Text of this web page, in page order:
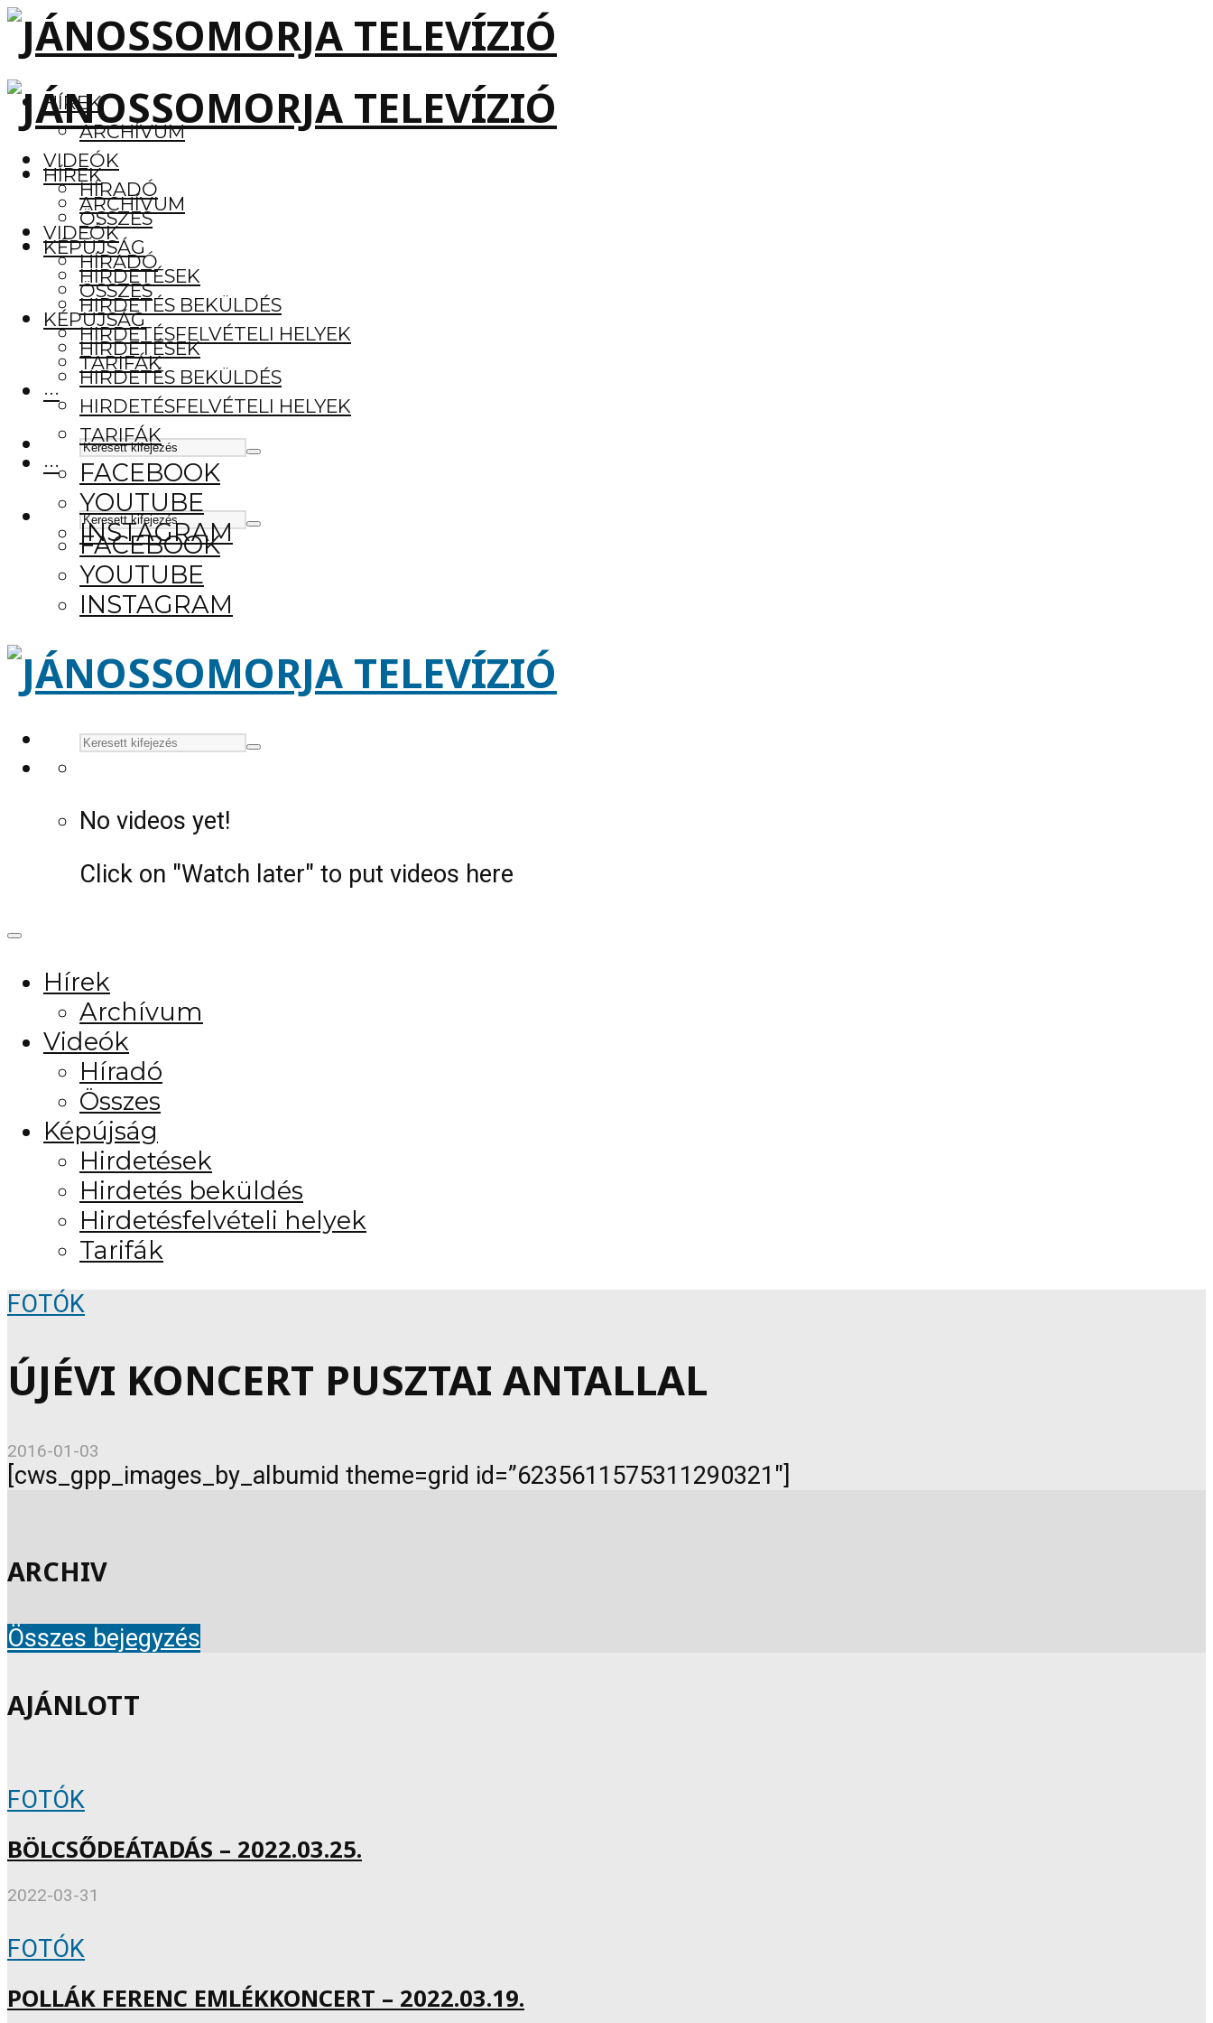
HÍREK
ARCHÍVUM
VIDEÓK
HÍRADÓ
ÖSSZES
KÉPÚJSÁG
HIRDETÉSEK
HIRDETÉS BEKÜLDÉS
HIRDETÉSFELVÉTELI HELYEK
TARIFÁK
···
FACEBOOK
YOUTUBE
INSTAGRAM
HÍREK
ARCHÍVUM
VIDEÓK
HÍRADÓ
ÖSSZES
KÉPÚJSÁG
HIRDETÉSEK
HIRDETÉS BEKÜLDÉS
HIRDETÉSFELVÉTELI HELYEK
TARIFÁK
···
FACEBOOK
YOUTUBE
INSTAGRAM
No videos yet!
Click on "Watch later" to put videos here
Hírek
Archívum
Videók
Híradó
Összes
Képújság
Hirdetések
Hirdetés beküldés
Hirdetésfelvételi helyek
Tarifák
FOTÓK
ÚJÉVI KONCERT PUSZTAI ANTALLAL
2016-01-03
[cws_gpp_images_by_albumid theme=grid id=”6235611575311290321″]
ARCHIV
Összes bejegyzés
AJÁNLOTT
FOTÓK
BÖLCSŐDEÁTADÁS – 2022.03.25.
2022-03-31
FOTÓK
POLLÁK FERENC EMLÉKKONCERT – 2022.03.19.